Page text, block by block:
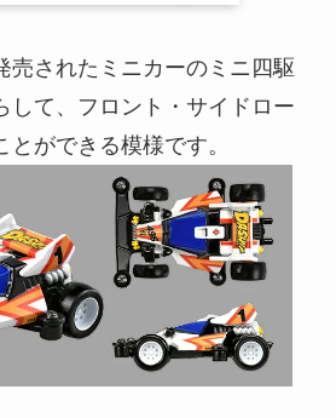
売されたミニカーのミニ四駆
して、フロント・サイドロー
ができる模様です。